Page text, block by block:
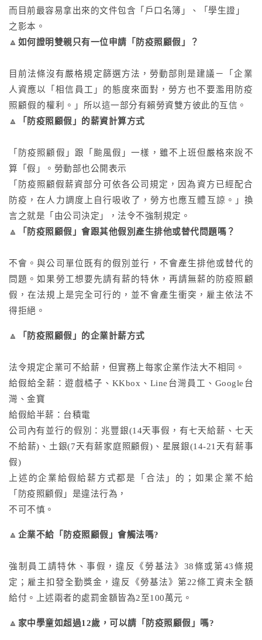
而目前最容易拿出來的文件包含「戶口名簿」、「學生證」
之影本。
🔼 如何證明雙親只有一位申請「防疫照顧假」？
目前法條沒有嚴格規定篩選方法，勞動部則是建議－「企業
人資應以「相信員工」的態度來面對，勞方也不要濫用防疫
照顧假的權利。
」所以這一部分有賴勞資雙方彼此的互信。
🔼
「防疫照顧假」的薪資計算方式
「防疫照顧假」跟「颱風假」一樣，雖不上班但嚴格來說不
算「假」。勞動部也公開表示
「 防疫照顧假薪資部分可依各公司規定，因為資方已經配合
防疫，在人力調度上自行吸收了，勞方也應互體互諒。
」換
言之就是「由公司決定」，法令不強制規定。
🔼
「防疫照顧假」會跟其他假別產生排他或替代問題嗎？
不會。與公司單位既有的假別並行，不會產生排他或替代的
問題。如果勞工想要先請有薪的特休，再請無薪的防疫照顧
假，在法規上是完全可行的，並不會產生衝突，雇主依法不
得拒絕。
🔼 「防疫照顧假」的企業計薪方式
法令規定企業可不給薪，但實務上每家企業作法大不相同。
給假給全薪：遊戲橘子、KKbox、Line台灣員工、Google台
灣、金寶
給假給半薪：台積電
公司內有並行的假別：兆豐銀(14天事假，有七天給薪、七天
不給薪)、土銀(7天有薪家庭照顧假)、星展銀(14-21天有薪事
假)
上述的企業給假給薪方式都是「合法」的；如果企業不給
「防疫照顧假」是違法行為，
不可不慎。
🔼 企業不給「防疫照顧假」會觸法嗎?
強制員工請特休、事假，違反《勞基法》38條或第43條規
定；雇主扣發全勤獎金，違反《勞基法》第22條工資未全額
給付。上述兩者的處罰金額皆為2至100萬元。
🔼 家中學童如超過12歲，可以請「防疫照顧假」嗎?